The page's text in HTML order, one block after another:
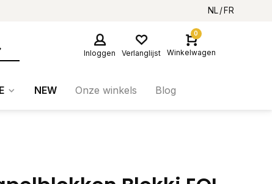
NL FR
Inloggen Verlanglijst
0
Winkelwagen
NEW Onze winkels Blog